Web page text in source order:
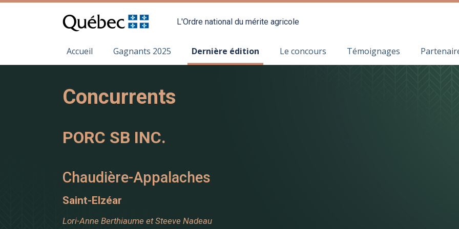
L'Ordre national du mérite agricole
Accueil Gagnants 2025 Dernière édition Le concours Témoignages
Concurrents
PORC SB INC.
Chaudière-Appalaches
Saint-Elzéar
Lori-Anne Berthiaume et Steeve Nadeau